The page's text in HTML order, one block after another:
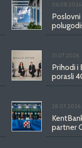
06.08.2026.
31.07.2026.
Prihodi i
porasli
28.07.2026.
partner